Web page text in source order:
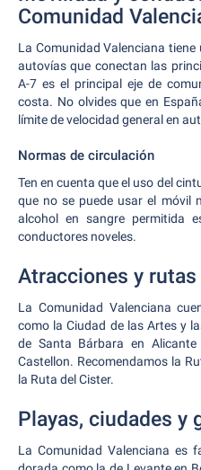
Comunidad
La Comunidad Valenciana
autovías que conectan las
A-7 es el principal eje de
costa. No olvides que en
límite de velocidad general en
Normas de circulación
Ten en cuenta que el uso del
que no se puede usar el móvil
alcohol en sangre permitida
conductores noveles.
Atracciones y
La Comunidad Valenciana
como la Ciudad de las Artes y
de Santa Bárbara en
Castellon. Recomendamos la
la Ruta del Cister.
Playas, ciudades y
La Comunidad Valenciana es